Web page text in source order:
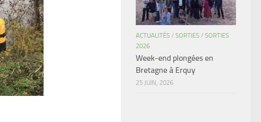
ACTUALITÉS / SORTIES / SORTIES
2026
Week-end plongées en
Bretagne à Erquy
25 JUIN, 2026